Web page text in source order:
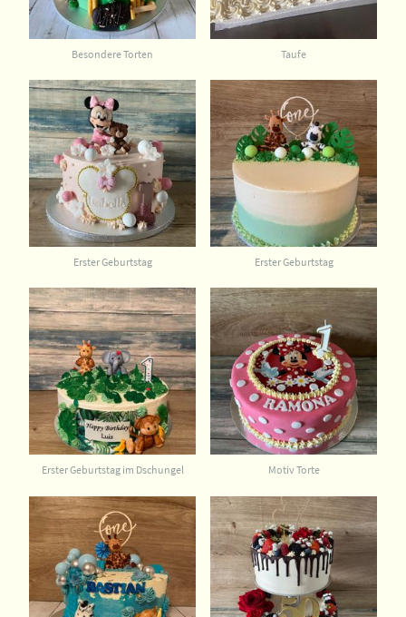
Besondere Torten Taufe
Erster Geburtstag Erster Geburtstag
Erster Geburtstag im Dschungel Motiv Torte